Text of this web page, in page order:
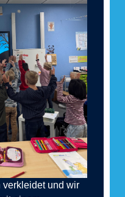
und wir